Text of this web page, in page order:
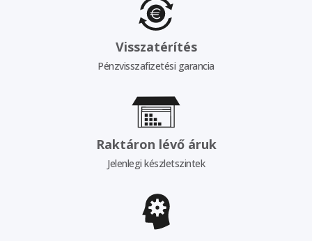
Visszatérítés
Pénzvisszafizetési garancia
Raktáron lévő áruk
Jelenlegi készletszintek